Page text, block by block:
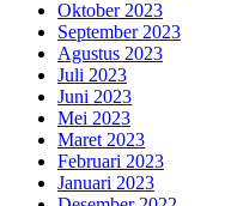
Oktober 2023
September 2023
Agustus 2023
Juli 2023
Juni 2023
Mei 2023
Maret 2023
Februari 2023
Januari 2023